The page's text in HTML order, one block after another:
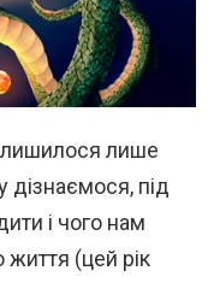
лише
дізнаємося, під
і чого нам
життя (цей рік